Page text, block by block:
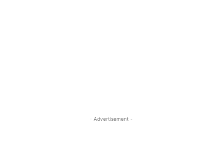
- Advertisement -